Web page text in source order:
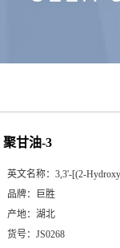
聚甘油-3
英文名称： 3,3'-[(2-
品牌：
巨胜
产地： 湖北
货号： JS0268